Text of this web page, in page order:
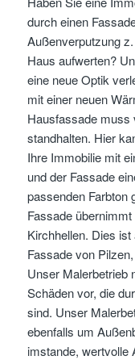
durch einen
Außenverputzung
Haus aufwerten?
eine neue Optik
mit einer neuen
Hausfassade muss
standhalten. Hier
Ihre Immobilie mit
und der Fassade
passenden Farbton
Fassade
Kirchhellen. Dies ist
Fassade von
Unser Malerbetrieb
Schäden vor, die
sind. Unser
ebenfalls um
imstande, wertvolle